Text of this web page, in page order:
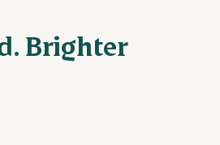
Brighter